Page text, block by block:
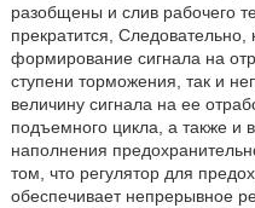
разобщены и слив рабочего
прекратится, Следовательно,
формирование сигнала на
ступени торможения, так и
величину сигнала на ее
подъемного цикла, а также и
наполнения
том, что регулятор для
обеспечивает непрерывное